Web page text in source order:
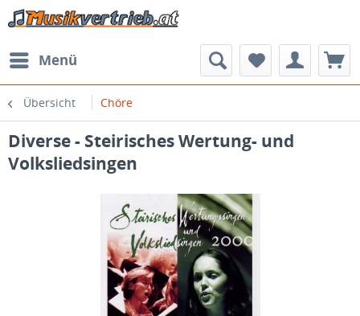
Menü
Übersicht Chöre
Diverse - Steirisches Wertung- und
Volksliedsingen